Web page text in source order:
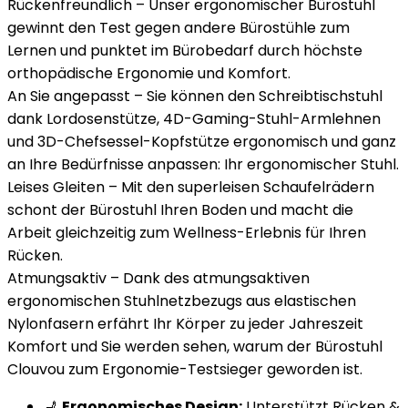
Rückenfreundlich – Unser ergonomischer Bürostuhl
gewinnt den Test gegen andere Bürostühle zum
Lernen und punktet im Bürobedarf durch höchste
orthopädische Ergonomie und Komfort.
An Sie angepasst – Sie können den Schreibtischstuhl
dank Lordosenstütze, 4D-Gaming-Stuhl-Armlehnen
und 3D-Chefsessel-Kopfstütze ergonomisch und ganz
an Ihre Bedürfnisse anpassen: Ihr ergonomischer Stuhl.
Leises Gleiten – Mit den superleisen Schaufelrädern
schont der Bürostuhl Ihren Boden und macht die
Arbeit gleichzeitig zum Wellness-Erlebnis für Ihren
Rücken.
Atmungsaktiv – Dank des atmungsaktiven
ergonomischen Stuhlnetzbezugs aus elastischen
Nylonfasern erfährt Ihr Körper zu jeder Jahreszeit
Komfort und Sie werden sehen, warum der Bürostuhl
Clouvou zum Ergonomie-Testsieger geworden ist.